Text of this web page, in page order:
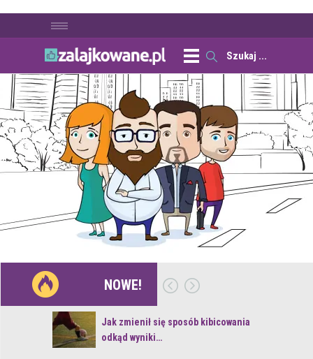
NOWE!
Jak zmienił się sposób kibicowania
odkąd wyniki…